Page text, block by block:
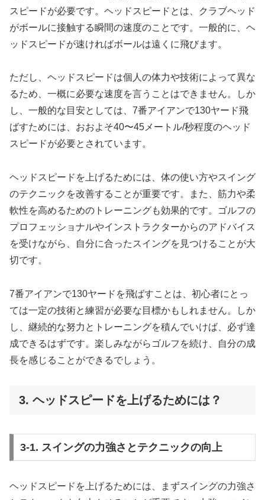
スピードが必要です。ヘッドスピードとは、クラブヘッド
がボールに接触する瞬間の速度のことです。一般的に、ヘ
ッドスピードが速ければボールは遠くに飛びます。
ただし、ヘッドスピードは個人の体力や技術によって異な
るため、一概に必要な速度を言うことはできません。しか
し、一般的な目安としては、7番アイアンで130ヤード飛
ばすためには、おおよそ40〜45メートル/秒程度のヘッド
スピードが必要とされています。
ヘッドスピードを上げるためには、体の使い方やスイング
のテクニックを改善することが重要です。また、筋力や柔
軟性を高めるためのトレーニングも効果的です。ゴルフの
プロフェッショナルやインストラクターからのアドバイス
を受けながら、自分に合ったスイングを見つけることが大
切です。
7番アイアンで130ヤードを飛ばすことは、初心者にとっ
ては一定の技術と練習が必要な目標かもしれません。しか
し、継続的な努力とトレーニングを積んでいけば、必ず達
成できるはずです。楽しみながらゴルフを続け、自分の成
長を感じることができるでしょう。
3. ヘッドスピードを上げるためには？
3-1. スイングの力強さとテクニックの向上
ヘッドスピードを上げるためには、まずスイングの力強さ